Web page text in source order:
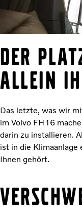
Der
allein
Das letzte, was wir
im Volvo FH16
darin zu installieren.
ist in die Klimaanlage
Ihnen gehört.